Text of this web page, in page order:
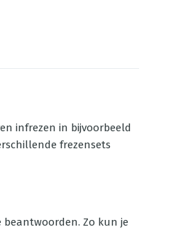
infrezen in bijvoorbeeld
frezensets
Zo kun je